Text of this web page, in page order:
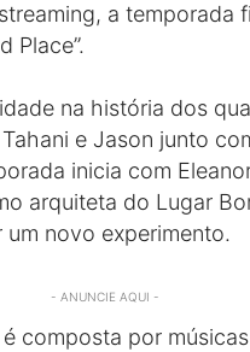
a temporada
Place”.
na história dos
e Jason junto
inicia com
arquiteta do Lugar
um novo experimento.
- ANUNCIE AQUI -
composta por